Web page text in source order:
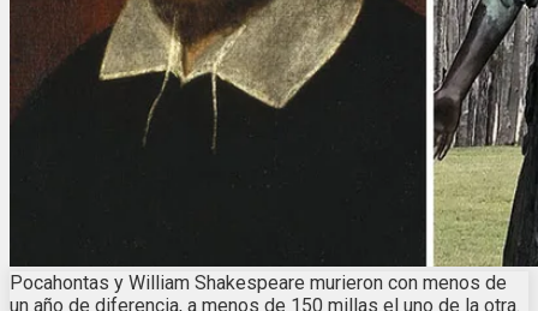
Pocahontas y William Shakespeare murieron con menos de
un año de diferencia, a menos de 150 millas el uno de la otra.